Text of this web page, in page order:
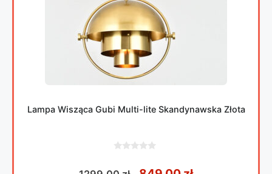
Lampa Wisząca Gubi Multi-lite Skandynawska Złota